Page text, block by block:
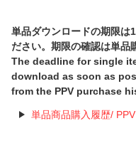
単品ダウンロードの期限は
ださい。期限の確認は単品
The deadline for single
download as soon as
from the PPV purchase
単品商品購入履歴/